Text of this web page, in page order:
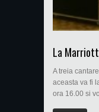
La
A treia
aceasta va fi
ora 16.00 si